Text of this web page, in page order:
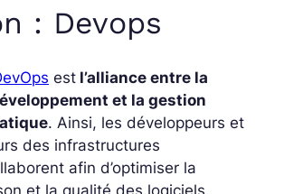
: Devops
est l’alliance entre la
et la gestion
. Ainsi, les développeurs et
des infrastructures
afin d’optimiser la